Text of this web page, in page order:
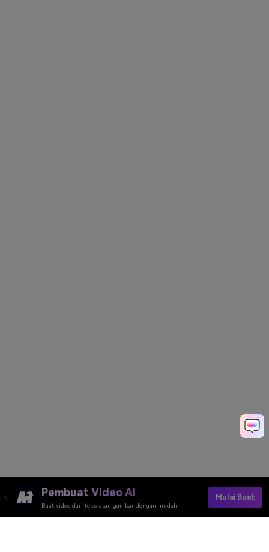
Pembuat Video AI
Buat video dari teks atau gambar dengan mudah
Mulai Buat